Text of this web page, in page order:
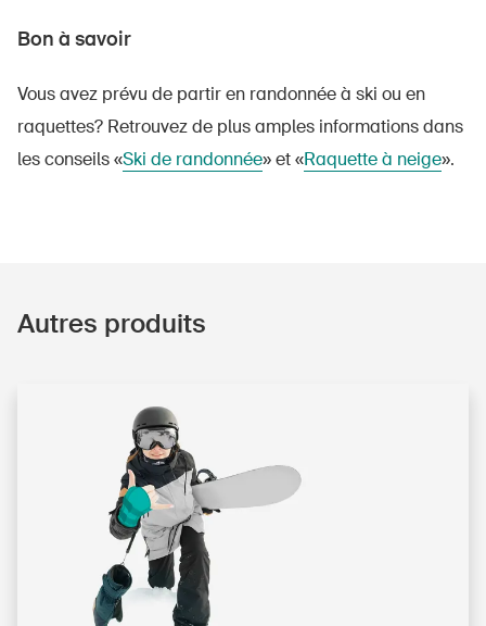
Bon à savoir
Vous avez prévu de partir en randonnée à ski ou en
raquettes? Retrouvez de plus amples informations dans
les conseils «Ski de randonnée» et «Raquette à neige».
Autres produits